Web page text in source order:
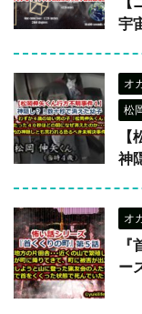
宇
オ
松
神
オ
ー